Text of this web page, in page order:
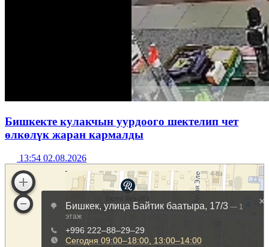
Бишкекте кулакчын уурдоого шектелип чет
өлкөлүк жаран кармалды
13:54 02.08.2026